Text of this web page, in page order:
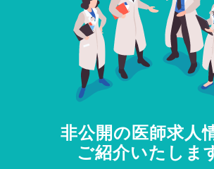
非公開の医師求人
ご紹介いたしま